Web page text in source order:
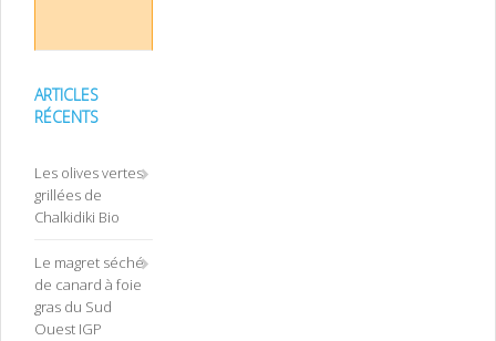
ARTICLES
RÉCENTS
Les olives vertes
grillées de
Chalkidiki Bio
Le magret séché
de canard à foie
gras du Sud
Ouest IGP